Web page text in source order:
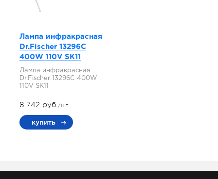
Лампа инфракрасная
Dr.Fischer 13296C
400W 110V SK11
Лампа инфракрасная
Dr.Fischer 13296C 400W
110V SK11
8 742 руб./шт.
купить